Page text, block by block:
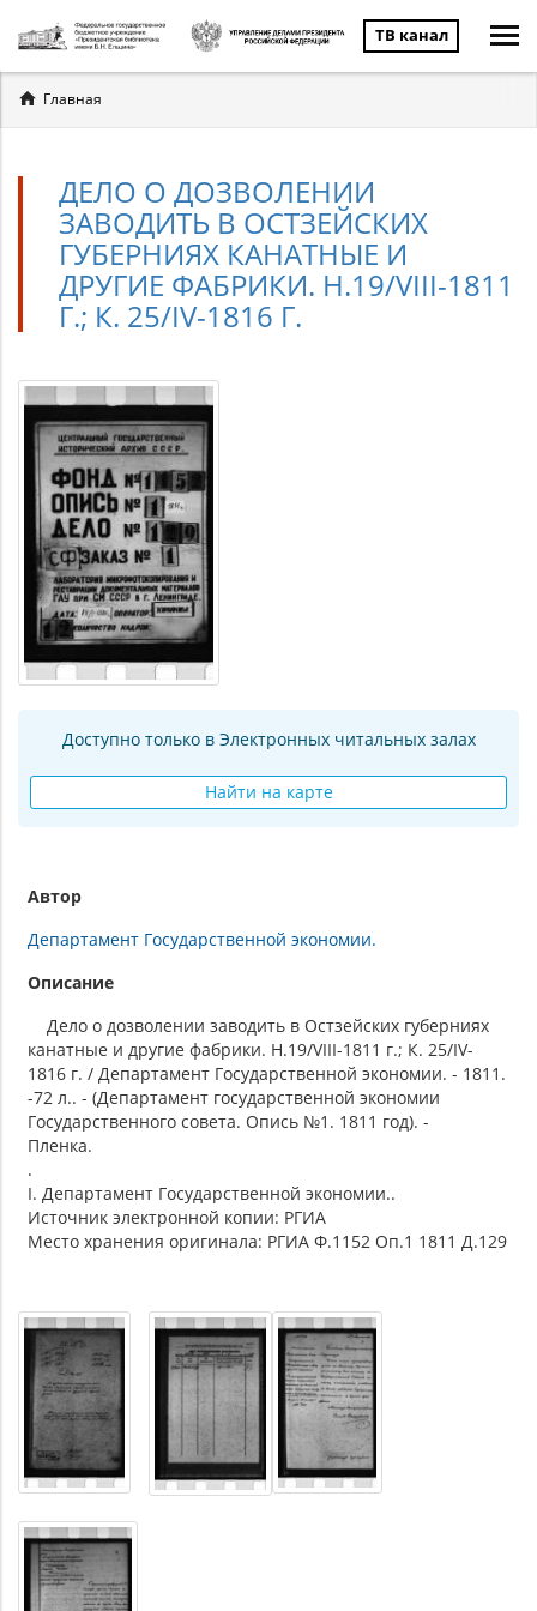
ТВ канал
Вы
здесь
Главная
ДЕЛО О ДОЗВОЛЕНИИ
ЗАВОДИТЬ В ОСТЗЕЙСКИХ
ГУБЕРНИЯХ КАНАТНЫЕ И
ДРУГИЕ ФАБРИКИ. Н.19/VIII-1811
Г.; К. 25/IV-1816 Г.
Доступно только в Электронных читальных залах
Найти на карте
Автор
Департамент Государственной экономии.
Описание
Дело о дозволении заводить в Остзейских губерниях
канатные и другие фабрики. Н.19/VIII-1811 г.; К. 25/IV-
1816 г. / Департамент Государственной экономии. - 1811.
-72 л.. - (Департамент государственной экономии
Государственного совета. Опись №1. 1811 год). -
Пленка.
.
I. Департамент Государственной экономии..
Источник электронной копии: РГИА
Место хранения оригинала: РГИА Ф.1152 Оп.1 1811 Д.129